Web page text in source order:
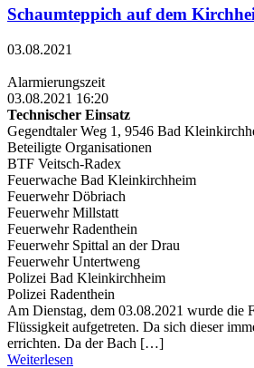
Schaumteppich auf dem
03.08.2021
Alarmierungszeit
03.08.2021 16:20
Technischer Einsatz
Gegendtaler Weg 1, 9546 Bad
Beteiligte Organisationen
BTF Veitsch-Radex
Feuerwache Bad Kleinkirchheim
Feuerwehr Döbriach
Feuerwehr Millstatt
Feuerwehr Radenthein
Feuerwehr Spittal an der Drau
Feuerwehr Untertweng
Polizei Bad Kleinkirchheim
Polizei Radenthein
Am Dienstag, dem 03.08.2021 wurde die
Flüssigkeit aufgetreten. Da sich dieser
errichten. Da der Bach […]
Weiterlesen